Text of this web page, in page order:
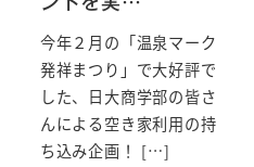
今年２月の「温泉マーク
発祥まつり」で大好評で
した、日大商学部の皆さ
んによる空き家利用の持
ち込み企画！ […]